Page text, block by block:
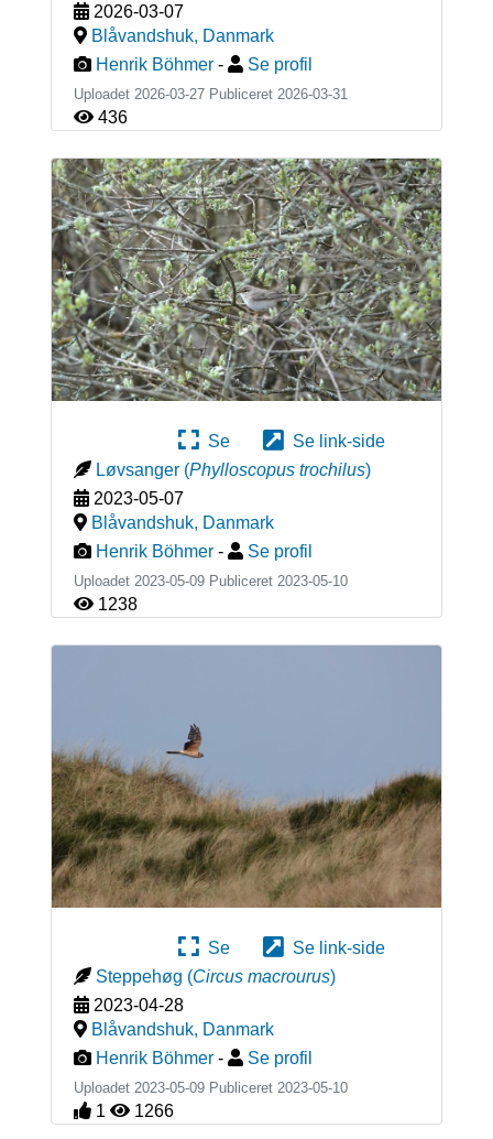
2026-03-07
Blåvandshuk, Danmark
Henrik Böhmer - Se profil
Uploadet 2026-03-27 Publiceret 2026-03-31
436
Se
Se link-side
Løvsanger (Phylloscopus trochilus)
2023-05-07
Blåvandshuk, Danmark
Henrik Böhmer - Se profil
Uploadet 2023-05-09 Publiceret 2023-05-10
1238
Se
Se link-side
Steppehøg (Circus macrourus)
2023-04-28
Blåvandshuk, Danmark
Henrik Böhmer - Se profil
Uploadet 2023-05-09 Publiceret 2023-05-10
1 1266